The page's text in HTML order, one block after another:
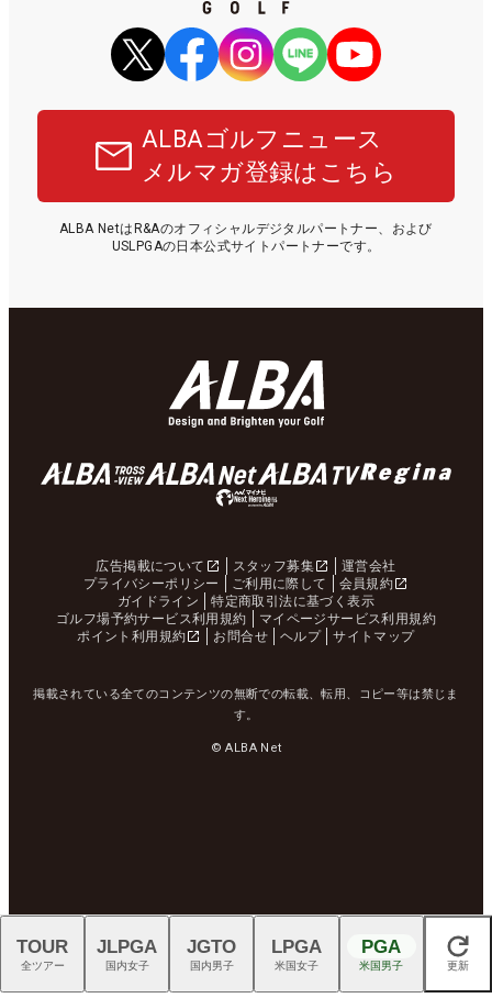
ALBAゴルフニュース
メルマガ登録はこちら
ALBA NetはR&Aのオフィシャルデジタルパートナー、および
USLPGAの日本公式サイトパートナーです。
広告掲載について スタッフ募集
運営会社
プライバシーポリシー
ご利用に際して
会員規約
ガイドライン
特定商取引法に基づく表示
ゴルフ場予約サービス利用規約
マイページサービス利用規約
ポイント利用規約
お問合せ ヘルプ サイトマップ
掲載されている全てのコンテンツの無断での転載、転用、コピー等は禁じま
す。
© ALBA Net
閉じる
TOUR
全ツアー
JLPGA
国内女子
JGTO
国内男子
LPGA
米国女子
PGA
米国男子 更新